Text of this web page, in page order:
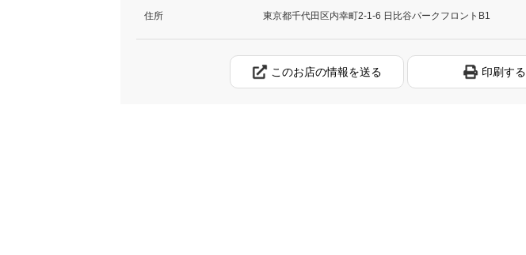
住所 東京都千代田区内幸町2-1-6 日比谷パークフロントB1
このお店の情報を送る 印刷する